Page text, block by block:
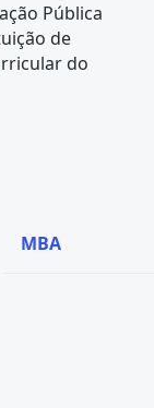
Pública
de
do
MBA